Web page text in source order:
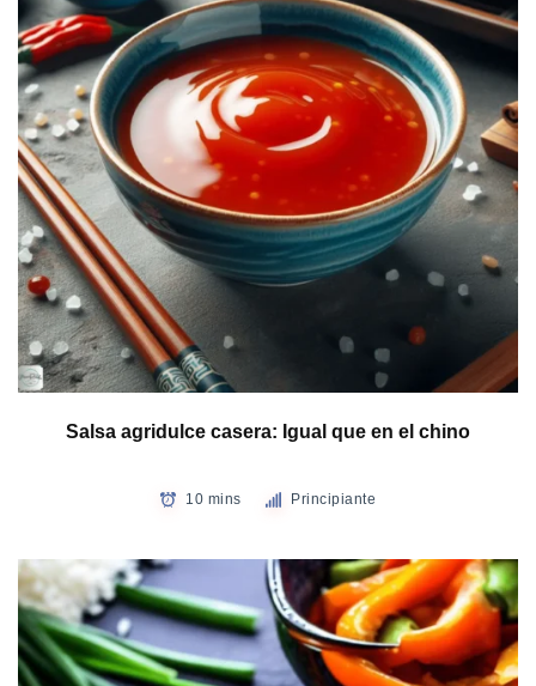
Salsa agridulce casera: Igual que en el chino
10 mins Principiante